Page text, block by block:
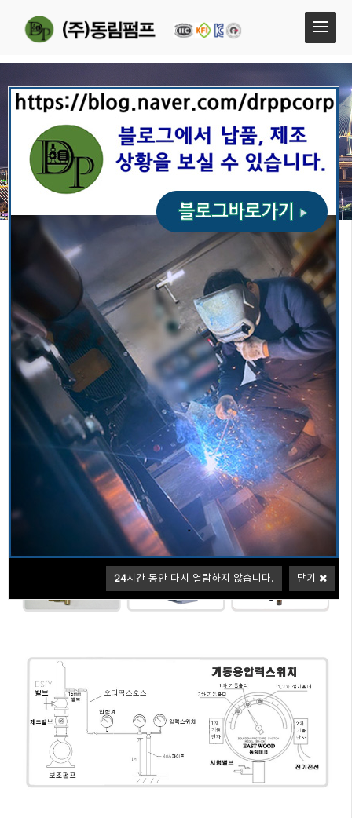
24시간 동안 다시 열람하지 않습니다. 닫기
부르돈압력스위치
설치와작동 완제품사진 현장설치시공사진
부르돈압력스위치
신뢰와 안전성을 최우선으로하는 소방용엔진펌프 분야 최고의 제품을 제공
합니다
기동압력스위치 설치사진